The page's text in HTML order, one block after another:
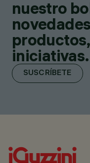
nuestro
iniciativas.
SUSCRÍBETE